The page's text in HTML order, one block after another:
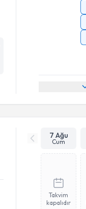
7 Ağu
Cum
Takvim
kapalıdır